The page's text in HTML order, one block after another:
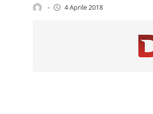
- 4 Aprile 2018